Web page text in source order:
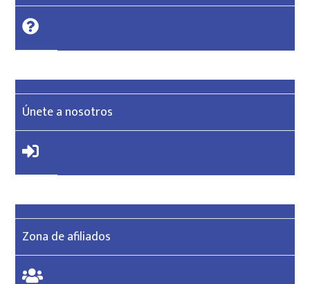
Únete a nosotros
Zona de afiliados